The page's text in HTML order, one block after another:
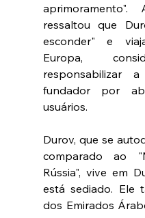
ressaltou que
esconder" e
Europa,
responsabilizar
fundador por
usuários.
Durov, que se
comparado ao
Rússia", vive em
está sediado. Ele
dos Emirados